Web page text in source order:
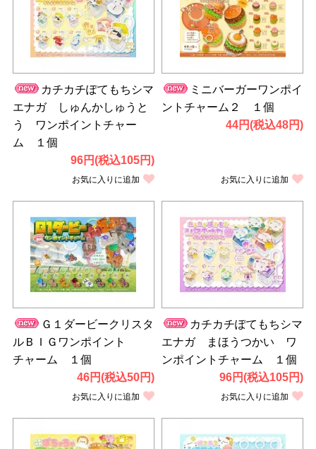
カチカチぽてもちシマ
エナガ しゅんかしゅうと
う ワンポイントチャー
ム １個
96円(税込105円)
お気に入りに追加
ミニバーガーワンポイ
ントチャーム２ １個
44円(税込48円)
お気に入りに追加
Ｇ１ダービークリスタ
ルＢＩＧワンポイント
チャーム １個
46円(税込50円)
お気に入りに追加
カチカチぽてもちシマ
エナガ まほうつかい ワ
ンポイントチャーム １個
96円(税込105円)
お気に入りに追加